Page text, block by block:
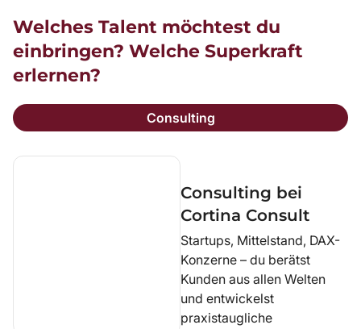
Welches Talent möchtest du
einbringen? Welche Superkraft
erlernen?
Consulting
Consulting bei
Cortina Consult
Startups, Mittelstand, DAX-
Konzerne – du berätst
Kunden aus allen Welten
und entwickelst
praxistaugliche